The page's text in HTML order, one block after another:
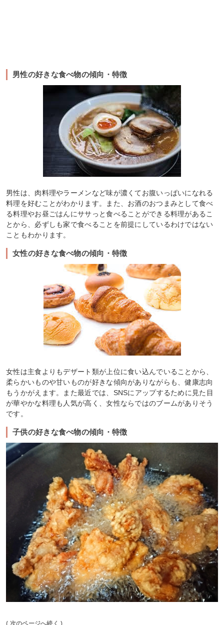
男性の好きな食べ物の傾向・特徴
男性は、肉料理やラーメンなど味が濃くてお腹いっぱいになれる
料理を好むことがわかります。また、お酒のおつまみとして食べ
る料理やお昼ごはんにササっと食べることができる料理があるこ
とから、必ずしも家で食べることを前提にしているわけではない
こともわかります。
女性の好きな食べ物の傾向・特徴
女性は主食よりもデザート類が上位に食い込んでいることから、
柔らかいものや甘いものが好きな傾向がありながらも、健康志向
もうかがえます。また最近では、SNSにアップするために見た目
が華やかな料理も人気が高く、女性ならではのブームがありそう
です。
子供の好きな食べ物の傾向・特徴
( 次のページへ続く )